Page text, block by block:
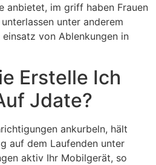
anbietet, im griff haben Frauen
unter anderem
von Ablenkungen in
Erstelle Ich
Jdate?
ankurbeln, hält
auf dem Laufenden unter
aktiv Ihr Mobilgerät, so